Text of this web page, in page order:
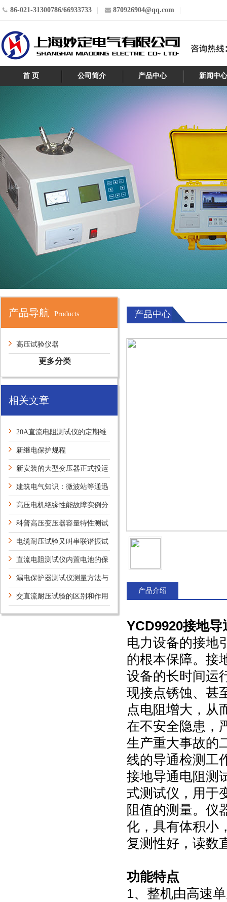
86-021-31300786/66933733 870926904@qq.com
首 页 公司简介 产品中心 新闻中
产品导航 Products
高压试验仪器
更多分类
相关文章
20A直流电阻测试仪的定期维
护保养方法介绍
新继电保护规程
新安装的大型变压器正式投运
前,为何要做冲击试验?
建筑电气知识：微波站等通迅
枢纽建筑物的防雷规定
高压电机绝缘性能故障实例分
析 科普高压变压器容量特性测试
仪的主要功能
电缆耐压试验又叫串联谐振试
验吗？
直流电阻测试仪内置电池的保
养 漏电保护器测试仪测量方法与
步骤交直流耐压试验的区别和作用
产品中心
产品介绍
YCD9920接地
电力设备的接地
的根本保障。接
设备的长时间运
现接点锈蚀、甚
点电阻增大，从
在不安全隐患，
生产重大事故的
线的导通检测工
接地导通电阻测
式测试仪，用于
阻值的测量。仪
化，具有体积小
复测性好，读数
功能特点
1、整机由高速